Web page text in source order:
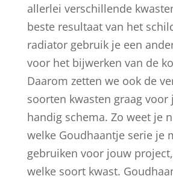
allerlei verschillende
beste resultaat van het
radiator gebruik je een
voor het bijwerken van de
Daarom zetten we ook de
soorten kwasten graag voor
handig schema. Zo weet je
welke Goudhaantje serie je
gebruiken voor jouw
welke soort kwast.